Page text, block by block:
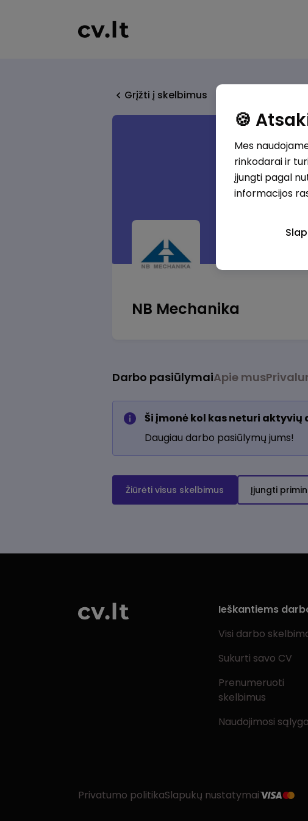
Grįžti į skelbimus
NB Mechanika
Darbo pasiūlymaiApie mus
Ši įmonė kol kas neturi aktyvių
Daugiau darbo pasiūlymų jums!
Žiūrėti visus skelbimus Įjungti
Ieškantiems
Visi darbo
Sukurti savo CV
Prenumeruoti
skelbimus
Naudojimosi
Privatumo politikaSlapukų nustatymai
🍪
Mes
rinkodarai ir
įjungti pagal
informacijos